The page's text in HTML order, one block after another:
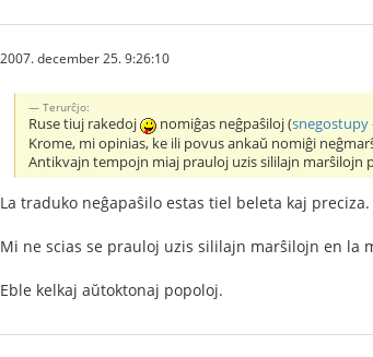
2007. december 25. 9:26:10
Terurĉjo:
Ruse tiuj rakedoj nomiĝas neĝpaŝiloj (snegostupy
Krome, mi opinias, ke ili povus ankaŭ nomiĝi
Antikvajn tempojn miaj prauloj uzis sililajn marŝilojn
La traduko neĝapaŝilo estas tiel beleta kaj preciza.
Mi ne scias se prauloj uzis sililajn marŝilojn en la
Eble kelkaj aŭtoktonaj popoloj.